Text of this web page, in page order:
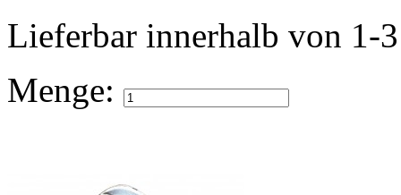
Lieferbar innerhalb von 1-
Menge: